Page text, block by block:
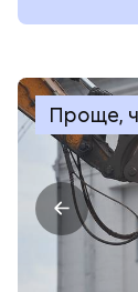
Проще,